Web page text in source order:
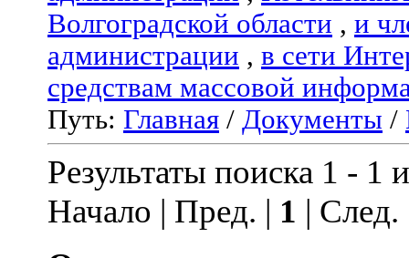
Волгоградской области , и
администрации , в сети
средствам массовой
Путь: Главная / Документы /
Результаты поиска 1 - 1
Начало | Пред. | 1 |